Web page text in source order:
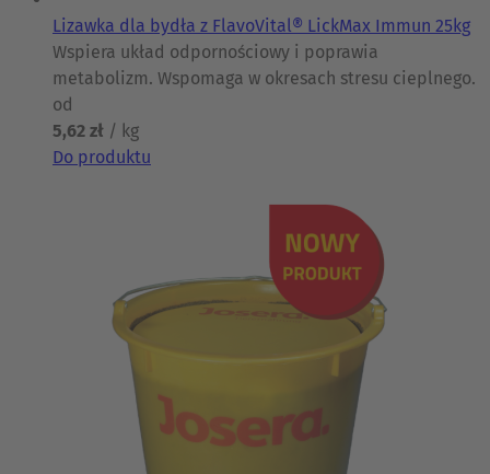
Lizawka dla bydła z FlavoVital® LickMax Immun 25kg
Wspiera układ odpornościowy i poprawia
metabolizm. Wspomaga w okresach stresu cieplnego.
od
5,62 zł / kg
Do produktu